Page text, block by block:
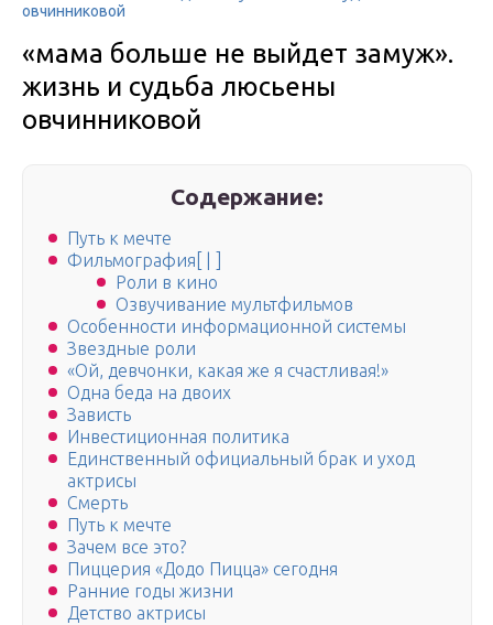
овчинниковой
«мама больше не выйдет замуж».
жизнь и судьба люсьены
овчинниковой
Содержание:
Путь к мечте
Фильмография[ | ]
Роли в кино
Озвучивание мультфильмов
Особенности информационной системы
Звездные роли
«Ой, девчонки, какая же я счастливая!»
Одна беда на двоих
Зависть
Инвестиционная политика
Единственный официальный брак и уход
актрисы
Смерть
Путь к мечте
Зачем все это?
Пиццерия «Додо Пицца» сегодня
Ранние годы жизни
Детство актрисы